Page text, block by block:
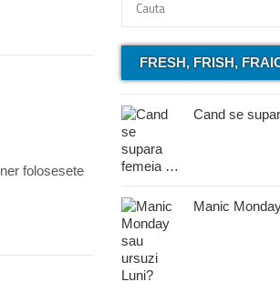
folosesete
FRESH, FRISH,
Cand se
Manic